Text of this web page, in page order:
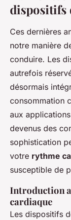
dispositifs
Ces dernières
notre manière
conduire. Les
autrefois
désormais
consommation
aux
devenus des
sophistication
votre rythme
susceptible de
Introduction
cardiaque
Les dispositifs